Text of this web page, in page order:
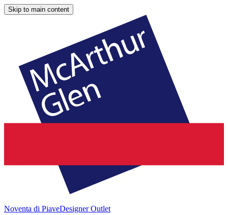
Skip to main content
Noventa di PiaveDesigner Outlet